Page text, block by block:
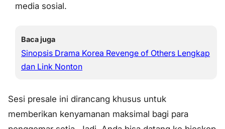
media sosial.
Baca juga
Sinopsis Drama Korea Revenge of Others Lengkap
dan Link Nonton
Sesi presale ini dirancang khusus untuk
memberikan kenyamanan maksimal bagi para